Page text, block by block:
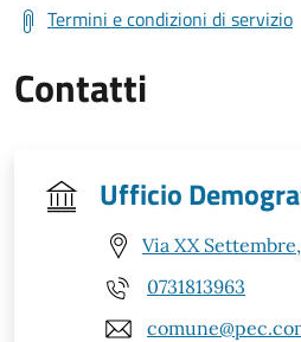
Termini e condizioni di servizio
Contatti
Ufficio
Via XX
0731813963